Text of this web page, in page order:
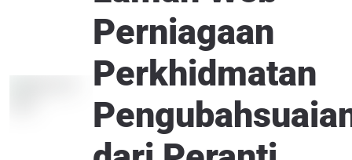
Perniagaan
Perkhidmatan